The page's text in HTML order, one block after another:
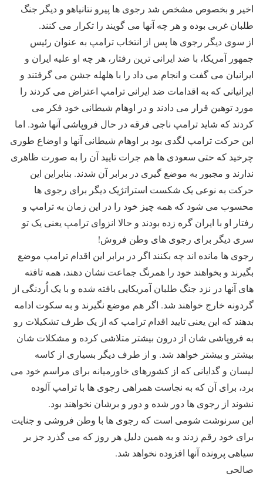
اخیر و بخصوص مشخص شد رجوی ها پیرو نتانیاهو و دیگر جنگ
طلبان غربی بوده و هر چه آنها می گویند را تکرار می کنند.
از سوی دیگر رجوی ها پس از انتخاب ترامپ به عنوان رئیس
جمهور آمریکا، با ضد ایرانی ترین رفتار، هر چه او علیه ایران و
ایرانیان می گفت و انجام می داد را با هلهله جشن می گرفتند و
ایرانیانی که به اقدامات ضد ایرانی ترامپ اعتراض می کردند را
مورد توهین قرار می دادند و در اوهام شیطانی خود فکر می
کردند که شاید ترامپ ناجی فرقه در حال فروپاشی آنها شود. اما
این حرکت ترامپ لگدی بود بر اوهام شیطانی آنها و اوضاع طوری
چرخید که حتی سعودی ها هم جرات تایید آن را به صورت ظاهری
ندارند و مجبور به موضع گیری در برابر آن شدند. بنابراین این
حرکت به نوعی یک شکست استراتژیک دیگر برای رجوی ها
محسوب می شود که همه چیز خود را در این زمان به ترامپ و
رفتار او با ایران گره زده بودند و حالا انزوای ترامپ یعنی یک تو
سری دیگر برای رجوی های وطن فروش!
رجوی ها مانده اند چه بکنند اگر در برابر این اقدام ترامپ موضع
بگیرند و بخواهند خود را همرنگ جماعت نشان دهند، همه تافته
های آنها در نزد جنگ طلبان آمریکایی بافته شده و با یک اُردنگی از
گردونه خارج خواهند شد. اگر هم موضع نگیرند و به سکوت ادامه
بدهند که این یعنی تایید اقدام ترامپ که از یک طرف تشکیلات رو
به فروپاشی شان از درون بیشتر متلاشی کرده و مشکلات شان
بیشتر و بیشتر خواهد شد. و از طرف دیگر بسیاری از کاسه
لیسان و گدایانی که از کشورهای خاورمیانه برای مراسم خود می
برد، برای آن که به نجاست همراهی رجوی ها با ترامپ آلوده
نشوند از رجوی ها دور شده و دور و برشان نخواهند بود.
این سرنوشت شومی است که رجوی ها با وطن فروشی و جنایت
برای خود رقم زدند و به همین دلیل هر روز که می گذرد جز بر
سیاهی پرونده آنها افزوده نخواهد شد.
صالحی